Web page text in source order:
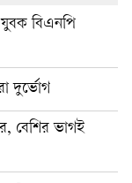
যুবক বিএনপি
দুর্ভোগ
বেশির ভাগই